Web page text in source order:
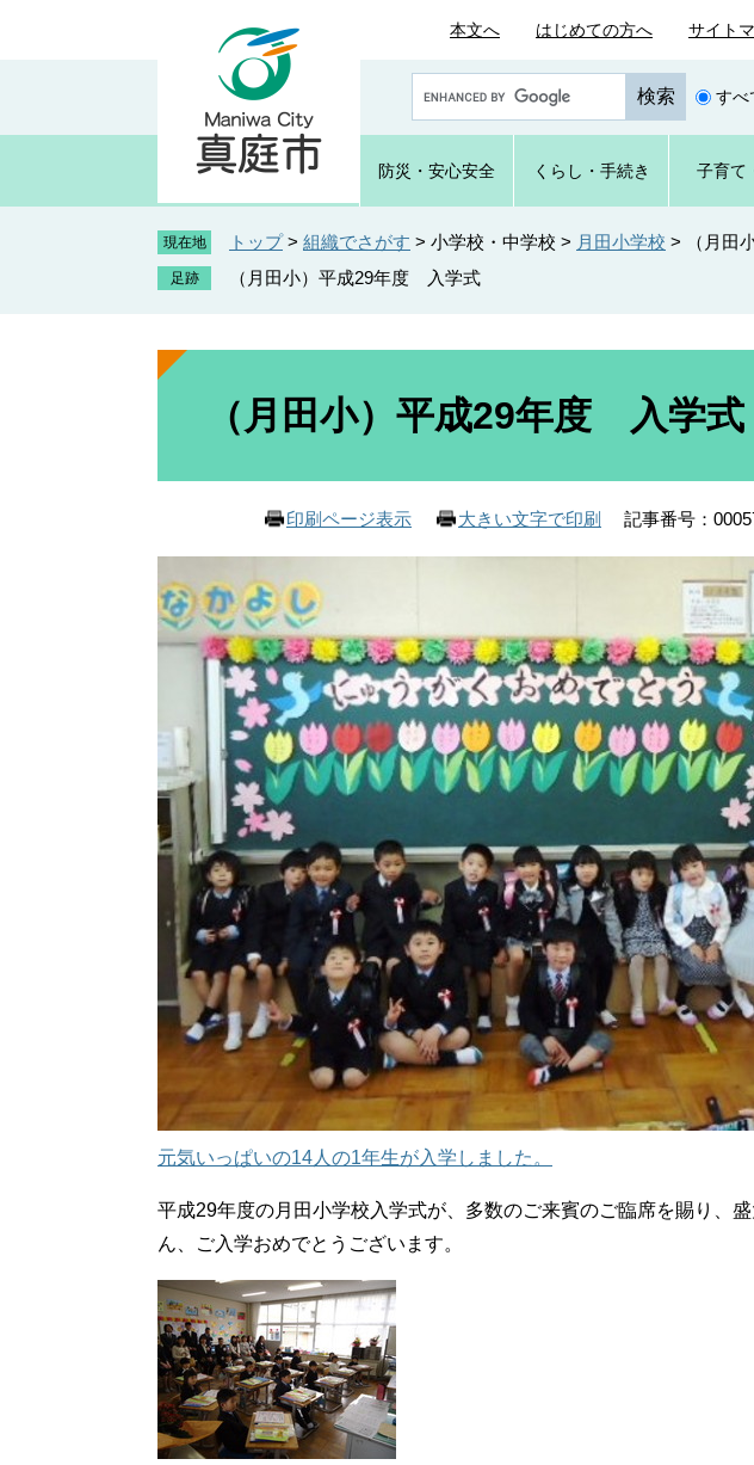
本文へ はじめての方へ サイト
o
e
カ
タ
すべ
防災・ 安心安全 くらし ・手続き 子育て
現在地 トップ > 組織でさがす > 小学校・中学校 > 月田小学校 >
（月
（月田小）平成29年度 入学式
本
（月田小）平成29年度 入学式
印刷ページ表示 大きい文字で印刷 記事番号：
元気いっぱいの14人の1年生が入学しました。
平成29年度の月田小学校入学式が、多数のご来賓のご臨席を賜り、
ん、ご入学おめでとうございます。